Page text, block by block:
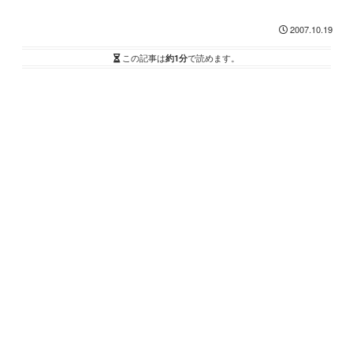
2007.10.19
この記事は約1分で読めます。